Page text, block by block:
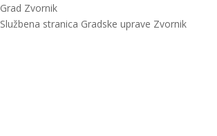
Grad Zvornik
Službena stranica Gradske uprave Zvornik